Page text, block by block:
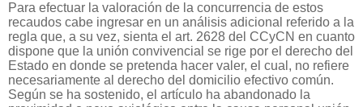
Para efectuar la valoración de la concurrencia de estos
recaudos cabe ingresar en un análisis adicional referido a la
regla que, a su vez, sienta el art. 2628 del CCyCN en cuanto
dispone que la unión convivencial se rige por el derecho del
Estado en donde se pretenda hacer valer, el cual, no refiere
necesariamente al derecho del domicilio efectivo común.
Según se ha sostenido, el artículo ha abandonado la